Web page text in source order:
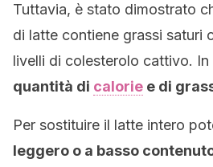
Tuttavia, è stato dimostrato
di latte contiene grassi saturi
livelli di colesterolo cattivo. In
quantità di calorie e di
Per sostituire il latte intero
leggero o a basso